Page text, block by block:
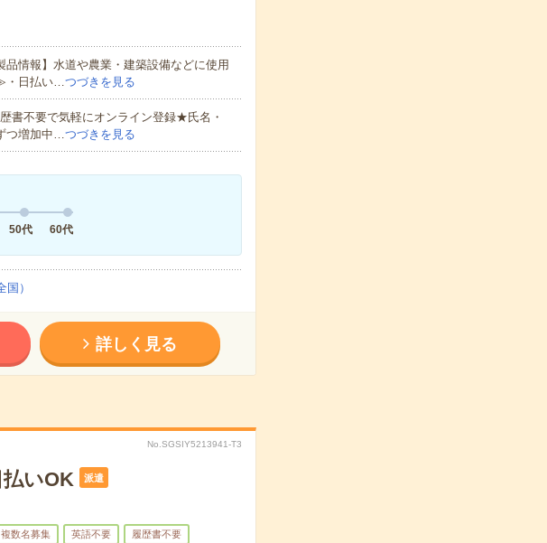
情報】水道や農業・建築設備などに使用
・日払い…つづきを見る
書不要で気軽にオンライン登録★氏名・
つ増加中…つづきを見る
50代 60代
）
詳しく見る
No.SGSIY5213941-T3
払いOK 派遣
複数名募集 英語不要 履歴書不要